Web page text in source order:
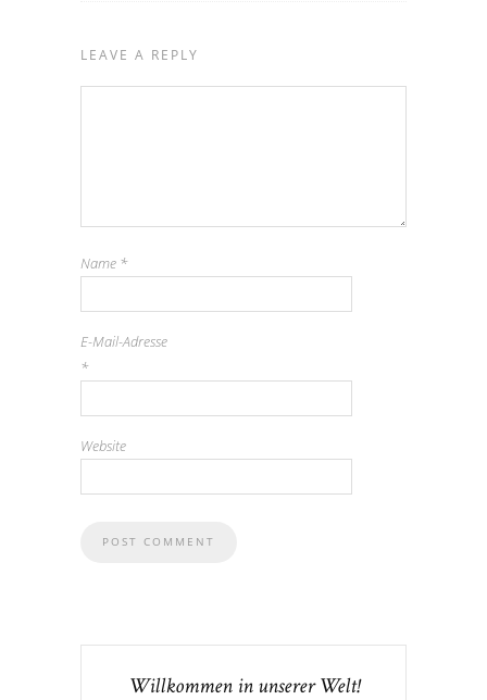
LEAVE A REPLY
Name *
E-Mail-Adresse
*
Website
Willkommen in unserer Welt!